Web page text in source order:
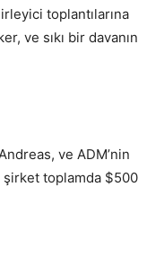
toplantılarına
ve sıkı bir davanın
ve ADM’nin
toplamda $500